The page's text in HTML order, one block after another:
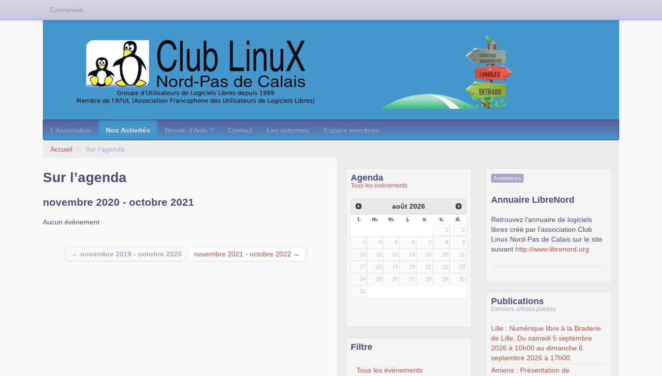
L’Association Nos Activités Besoin d’Aide ? Contact Les antennes Espace membres
Accueil > Sur l’agenda
Sur l’agenda
novembre 2020 - octobre 2021
Aucun événement
← novembre 2019 - octobre 2020 novembre 2021 - octobre 2022 →
Agenda
Tous les événements
août 2026
l. m. m. j. v. s.
d.
1
2
3 4 5 6 7 8 9
10 11 12 13 14 15 16
17 18 19 20 21 22 23
24 25 26 27 28 29 30
31
Filtre
Tous les évènements
Annonces
Annuaire LibreNord
Retrouvez l’annuaire de logiciels
libres créé par l’association Club
Linux Nord-Pas de Calais sur le site
suivant http://www.librenord.org
Publications
Derniers articles publiés
Lille : Numérique libre à la Braderie
de Lille, Du samedi 5 septembre
2026 à 10h00 au dimanche 6
septembre 2026 à 17h00.
Amiens : Présentation de
Connexion